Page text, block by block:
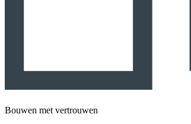
Bouwen met vertrouwen